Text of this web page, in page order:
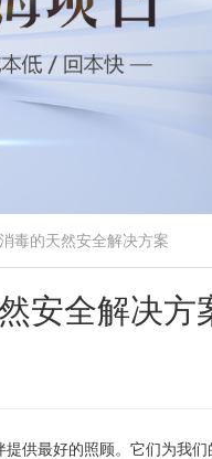
毒的天然安全解决方案
安全解决方
供最好的照顾。它们为我